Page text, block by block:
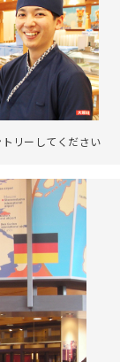
リーしてください